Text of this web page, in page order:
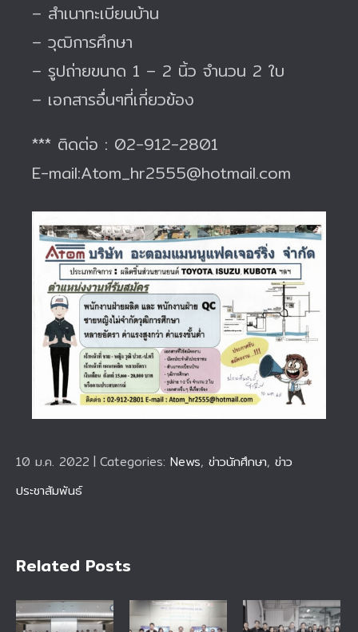
– สำเนาทะเบียนบ้าน
– วุฒิการศึกษา
– รูปถ่ายขนาด 1 – 2 นิ้ว จำนวน 2 ใบ
– เอกสารอื่นๆที่เกี่ยวข้อง
*** ติดต่อ : 02-912-2801
E-mail:Atom_hr2555@hotmail.com
10 ม.ค. 2022 | Categories: News, ข่าวนักศึกษา, ข่าว
ประชาสัมพันธ์
Related Posts